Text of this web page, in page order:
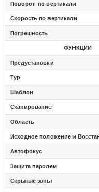
Поворот по вертикали
Скорость по вертикали
Погрешность
ФУНКЦИИ
Предустановки
Тур
Шаблон
Сканирование
Область
Исходное положение и
Автофокус
Защита паролем
Скрытые зоны